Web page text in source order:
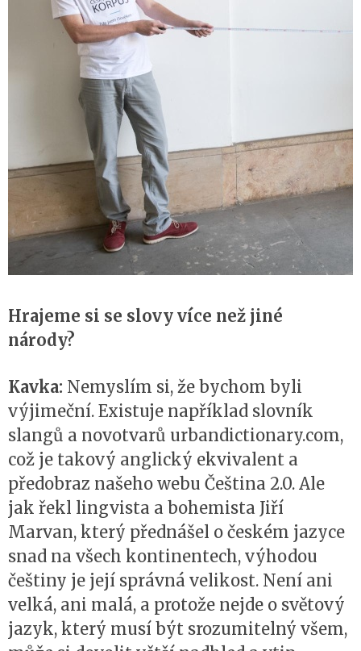
Hrajeme si se slovy více než jiné
národy?
Kavka: Nemyslím si, že bychom byli
výjimeční. Existuje například slovník
slangů a novotvarů urbandictionary.com,
což je takový anglický ekvivalent a
předobraz našeho webu Čeština 2.0. Ale
jak řekl lingvista a bohemista Jiří
Marvan, který přednášel o českém jazyce
snad na všech kontinentech, výhodou
češtiny je její správná velikost. Není ani
velká, ani malá, a protože nejde o světový
jazyk, který musí být srozumitelný všem,